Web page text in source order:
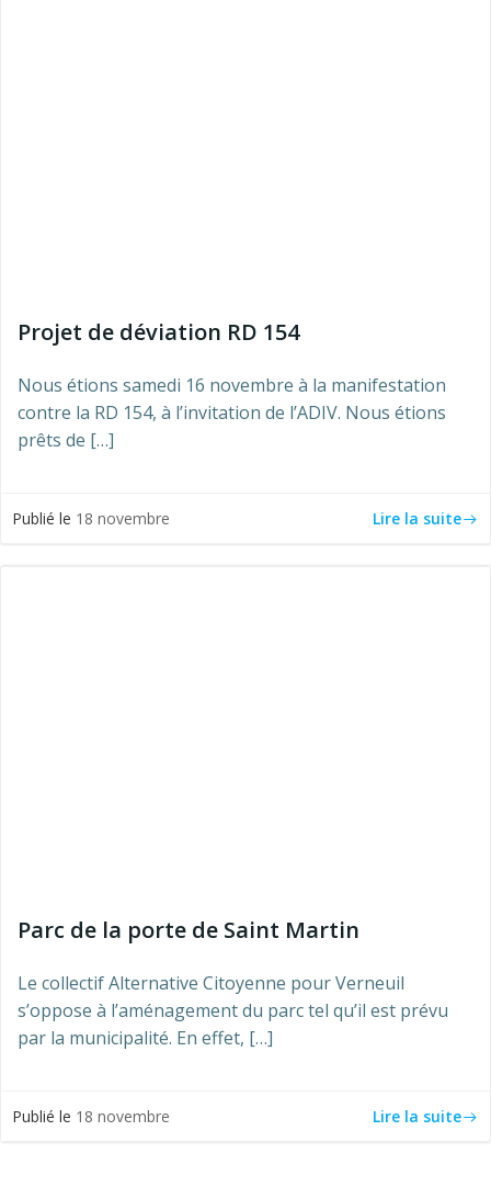
Projet de déviation RD 154
Nous étions samedi 16 novembre à la manifestation
contre la RD 154, à l’invitation de l’ADIV. Nous étions
prêts de […]
Publié le 18 novembre Lire la suite
Parc de la porte de Saint Martin
Le collectif Alternative Citoyenne pour Verneuil
s’oppose à l’aménagement du parc tel qu’il est prévu
par la municipalité. En effet, […]
Publié le 18 novembre Lire la suite